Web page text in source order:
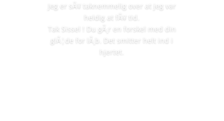
Jeg er sÃ¥ taknemmelig over at jeg var
heldig at fÃ¥ tid.
Tak Sissel ! Du gÃ¸r en forskel med din
glÃ¦de for lÃ¸b. Det smitter helt ind i
hjertet.